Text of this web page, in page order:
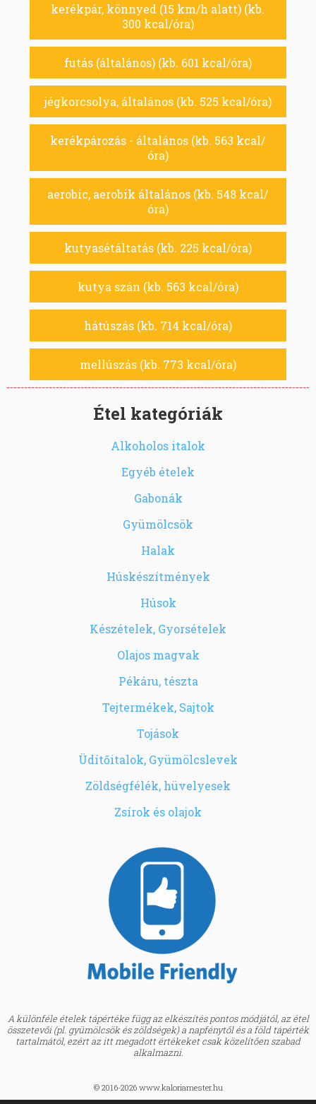
kerékpár, könnyed (15 km/h alatt) (kb.
300 kcal/óra)
futás (általános) (kb. 601 kcal/óra)
jégkorcsolya, általános (kb. 525 kcal/óra)
kerékpározás - általános (kb. 563 kcal/
óra)
aerobic, aerobik általános (kb. 548 kcal/
óra)
kutyasétáltatás (kb. 225 kcal/óra)
kutya szán (kb. 563 kcal/óra)
hátúszás (kb. 714 kcal/óra)
mellúszás (kb. 773 kcal/óra)
Étel kategóriák
Alkoholos italok
Egyéb ételek
Gabonák
Gyümölcsök
Halak
Húskészítmények
Húsok
Készételek, Gyorsételek
Olajos magvak
Pékáru, tészta
Tejtermékek, Sajtok
Tojások
Üdítőitalok, Gyümölcslevek
Zöldségfélék, hüvelyesek
Zsírok és olajok
A különféle ételek tápértéke függ az elkészítés pontos módjától, az étel
összetevői (pl. gyümölcsök és zöldségek) a napfénytől és a föld tápérték
tartalmától, ezért az itt megadott értékeket csak közelítően szabad
alkalmazni.
© 2016-2026 www.kaloriamester.hu